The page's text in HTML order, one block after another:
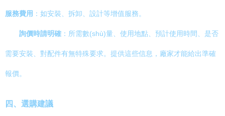
服務費用 ：如安裝、拆卸、設計等增值服務。
詢價時請明確 ：所需數(shù)量、使用地點、預計使用時間、是否
需要安裝、對配件有無特殊要求。提供這些信息，廠家才能給出準確
報價。
四、選購建議